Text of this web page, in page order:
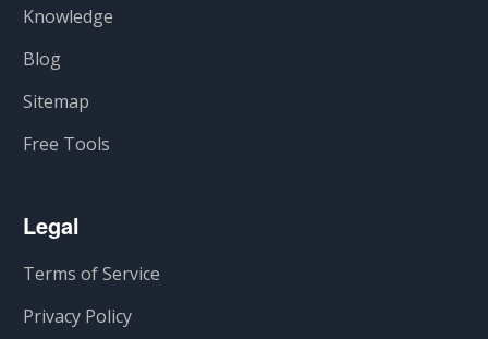
Knowledge
Blog
Sitemap
Free Tools
Legal
Terms of Service
Privacy Policy